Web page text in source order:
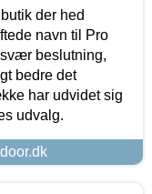
der hed
navn til Pro
beslutning,
bedre det
har udvidet sig
udvalg.